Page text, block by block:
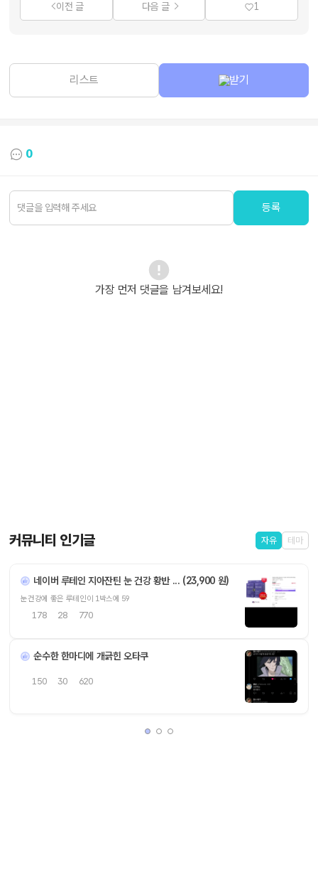
이전 글 다음 글 1
리스트 받기
0
등록
가장 먼저 댓글을 남겨보세요!
커뮤니티 인기글 자유 테마
네이버 루테인 지아잔틴 눈 건강 황반 ... (23,900 원)
눈건강에 좋은 루테인이 1박스에 59
178 28 770
순수한 한마디에 개긁힌 오타쿠
150 30 620